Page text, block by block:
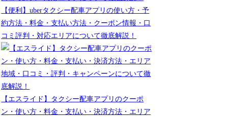
【便利】uberタクシー配車アプリの使い方・予
約方法・料金・支払い方法・クーポン情報・口
コミ評判・対応エリアについて徹底解説！
【エスライド】タクシー配車アプリのクーポ
ン・使い方・料金・支払い・決済方法・エリア